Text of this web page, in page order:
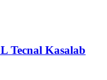
Tecnal Kasalab